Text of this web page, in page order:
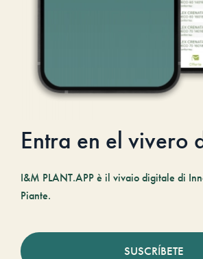
Entra en el vivero
I&M PLANT.APP è il vivaio digitale di
Piante.
SUSCRÍBETE